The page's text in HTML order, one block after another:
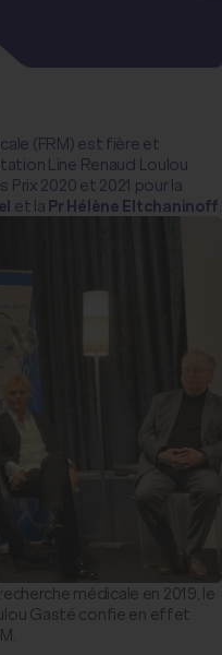
(FRM) est fière et
Line Renaud Loulou
2020 et 2021 pour la
et la Pr Hélène Eltchaninoff.
médicale en 2019, le
Gasté confie en effet